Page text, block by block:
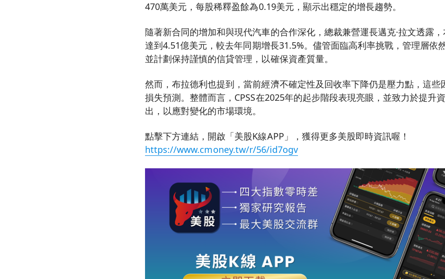
470萬美元，每股稀釋盈餘為0.19美元，顯示出穩定的增長趨勢。
隨著新合同的增加和與現代汽車的合作深化，總裁兼營運長邁克·拉文透露
達到4.51億美元，較去年同期增長31.5%。儘管面臨高利率挑戰，管理層依
並計劃保持謹慎的信貸管理，以確保資產質量。
然而，布拉德利也提到，當前經濟不確定性及回收率下降仍是壓力點，這些
損失預測。整體而言，CPSS在2025年的起步階段表現亮眼，並致力於提升
出，以應對變化的市場環境。
點擊下方連結，開啟「美股K線APP」，獲得更多美股即時資訊喔！
https://www.cmoney.tw/r/56/id7ogv